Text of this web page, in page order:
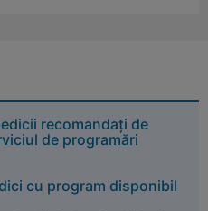
recomandați de
de programări
cu program disponibil